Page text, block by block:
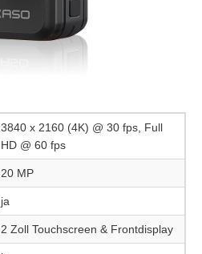
3840 x 2160 (4K) @ 30 fps, Full
HD @ 60 fps
20 MP
ja
2 Zoll Touchscreen & Frontdisplay